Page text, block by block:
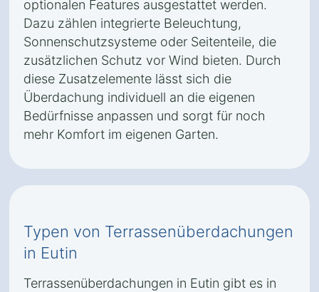
optionalen Features ausgestattet werden.
Dazu zählen integrierte Beleuchtung,
Sonnenschutzsysteme oder Seitenteile, die
zusätzlichen Schutz vor Wind bieten. Durch
diese Zusatzelemente lässt sich die
Überdachung individuell an die eigenen
Bedürfnisse anpassen und sorgt für noch
mehr Komfort im eigenen Garten.
Typen von Terrassenüberdachungen
in Eutin
Terrassenüberdachungen in Eutin gibt es in